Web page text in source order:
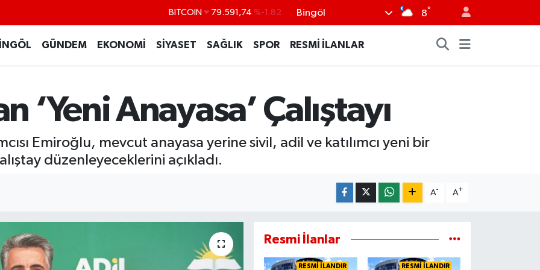
BITCOIN 79.591,74 %-1.82
6862,09000 %0.19
BİST100 14.598,00 %0
Bingöl 8°
GÜNDEM EKONOMİ SİYASET SAĞLIK SPOR RESMİ İLANLAR
‘Yeni Anayasa’ Çalıştayı
Emiroğlu, mevcut anayasa yerine sivil, adil ve katılımcı yeni bir
düzenleyeceklerini açıkladı.
A- A+
Resmi İlanlar
RESMİ İLANDIR RESMİ İLANDIR